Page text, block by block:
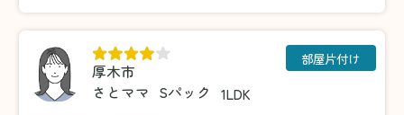
厚木市
さとママ Sパック 1LDK
部屋片付け